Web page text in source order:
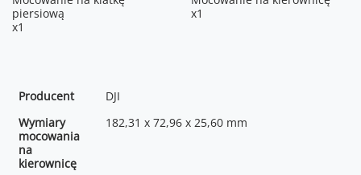
piersiową
x1
x1
Producent
DJI
Wymiary
mocowania
na
kierownicę
182,31 x 72,96 x 25,60 mm